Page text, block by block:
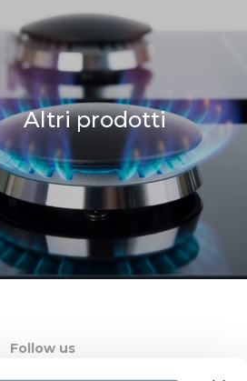
Altri prodotti
Follow us